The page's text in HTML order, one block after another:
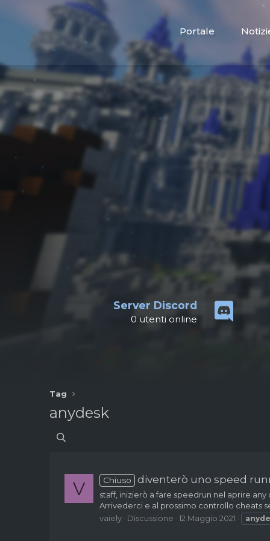
Portale
Server Discord
0 utenti online
Tag
anydesk
V Chiuso diventerò uno speed
staff, inizierò a fare speedrun nel aprire
Arrivederci e al prossimo controllo cheats
vaiely
Discussione 12 Maggio 2021